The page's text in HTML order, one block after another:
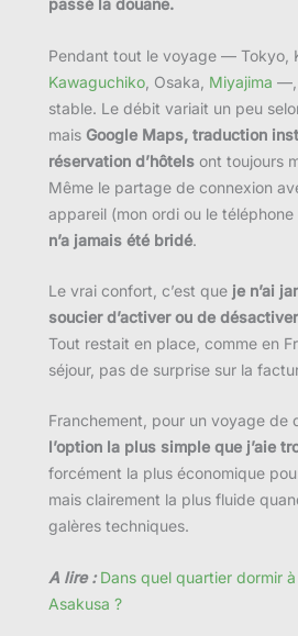
passé la douane.
Pendant tout le voyage — Tokyo,
Kawaguchiko , Osaka, Miyajima —,
stable. Le débit variait un peu
mais Google Maps, traduction
réservation d’hôtels ont toujours
Même le partage de connexion
appareil (mon ordi ou le
n’a jamais été bridé.
Le vrai confort, c’est que je n’ai
soucier d’activer ou de
Tout restait en place, comme en
séjour, pas de surprise sur la
Franchement, pour un voyage de
l’option la plus simple que j’aie
forcément la plus économique
mais clairement la plus fluide
galères techniques.
A lire :Dans quel quartier dormir
Asakusa ?